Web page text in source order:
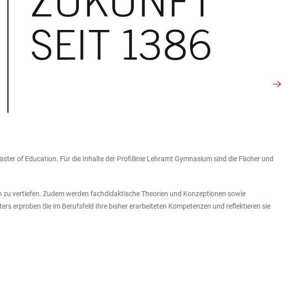
of Education. Für die Inhalte der Profillinie Lehramt Gymnasium sind die Fächer und
vertiefen. Zudem werden fachdidaktische Theorien und Konzeptionen sowie
erproben Sie im Berufsfeld Ihre bisher erarbeiteten Kompetenzen und reflektieren sie